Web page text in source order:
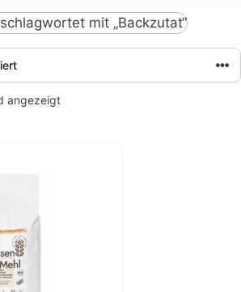
mit „Backzutat“
angezeigt